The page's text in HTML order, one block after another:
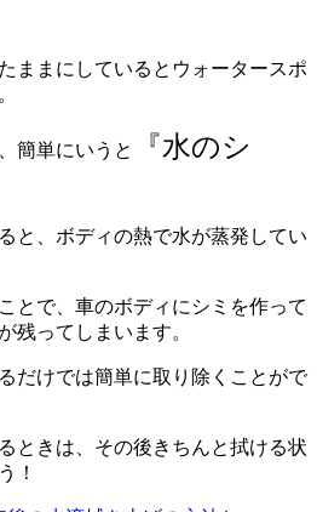
ままにしているとウォータースポ
簡単にいうと
『水のシ
と、ボディの熱で水が蒸発してい
とで、車のボディにシミを作って
残ってしまいます。
だけでは簡単に取り除くことがで
ときは、その後きちんと拭ける状
！